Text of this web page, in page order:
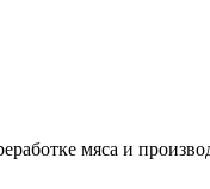
мяса и